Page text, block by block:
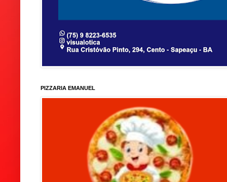
PIZZARIA EMANUEL